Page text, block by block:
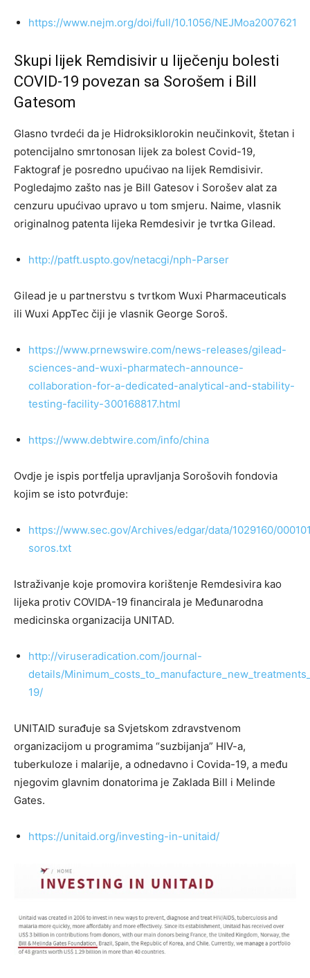
https://www.nejm.org/doi/full/10.1056/NEJMoa2007621
Skupi lijek Remdisivir u liječenju bolesti
COVID-19 povezan sa Sorošem i Bill
Gatesom
Glasno tvrdeći da je Hidroksiklorokin neučinkovit, štetan i
potencijalno smrtonosan lijek za bolest Covid-19,
Faktograf je posredno upućivao na lijek Remdisivir.
Pogledajmo zašto nas je Bill Gatesov i Sorošev alat za
cenzuru upućivao upravo u tom smjeru. Naime, vlasnik
originalnog patenta lijeka Remdesivir je tvrtka Gilead.
http://patft.uspto.gov/netacgi/nph-Parser
Gilead je u partnerstvu s tvrtkom Wuxi Pharmaceuticals
ili Wuxi AppTec čiji je vlasnik George Soroš.
https://www.prnewswire.com/news-releases/gilead-
sciences-and-wuxi-pharmatech-announce-
collaboration-for-a-dedicated-analytical-and-stability-
testing-facility-300168817.html
https://www.debtwire.com/info/china
Ovdje je ispis portfelja upravljanja Sorošovih fondovia
kojim se isto potvrđuje:
https://www.sec.gov/Archives/edgar/data/1029160/
soros.txt
Istraživanje koje promovira korištenje Remdesivira kao
lijeka protiv COVIDA-19 financirala je Međunarodna
medicinska organizacija UNITAD.
http://viruseradication.com/journal-
details/
19/
UNITAID surađuje sa Svjetskom zdravstvenom
organizacijom u programima “suzbijanja” HIV-a,
tuberkuloze i malarije, a odnedavno i Covida-19, a među
njegovim glavnim donatorima je Zaklada Bill i Melinde
Gates.
https://unitaid.org/investing-in-unitaid/